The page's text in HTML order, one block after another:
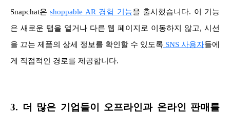
Snapchat은shoppable AR 경험 기능을 출시했습니다. 이 기능
은 새로운 탭을 열거나 다른 웹 페이지로 이동하지 않고, 시선
을 끄는 제품의 상세 정보를 확인할 수 있도록 SNS 사용자들에
게 직접적인 경로를 제공합니다.
3. 더 많은 기업들이 오프라인과 온라인 판매를